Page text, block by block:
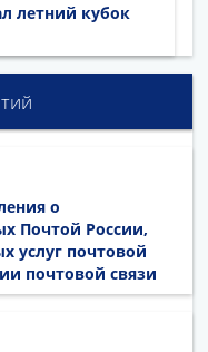
летний кубок
о
Почтой России,
услуг почтовой
почтовой связи